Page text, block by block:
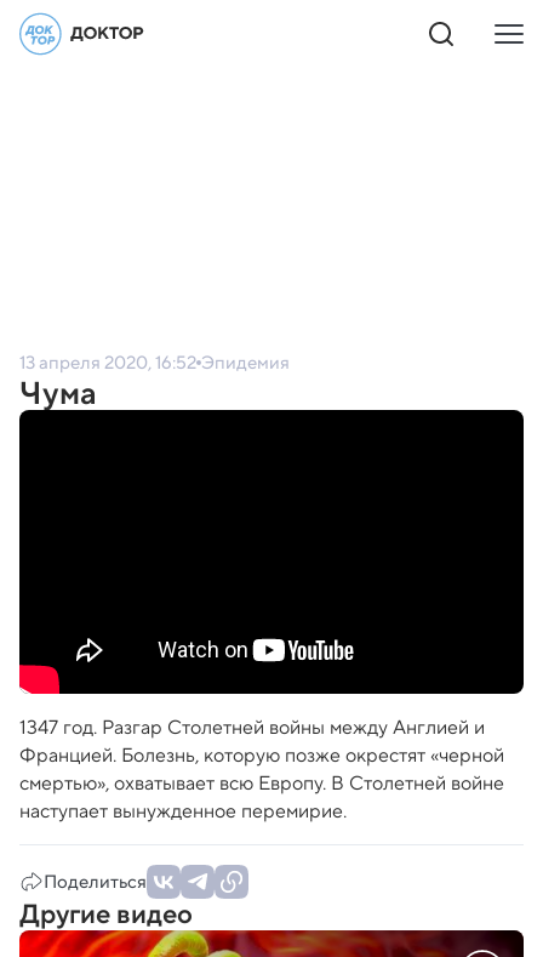
13 апреля 2020, 16:52 Эпидемия
Чума
1347 год. Разгар Столетней войны между Англией и
Францией. Болезнь, которую позже окрестят «черной
смертью», охватывает всю Европу. В Столетней войне
наступает вынужденное перемирие.
Поделиться
Другие видео